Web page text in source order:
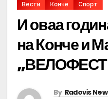
Вести Конче Спорт
И оваа
на Конче и
„ВЕЛОФЕСТ
By Radovis